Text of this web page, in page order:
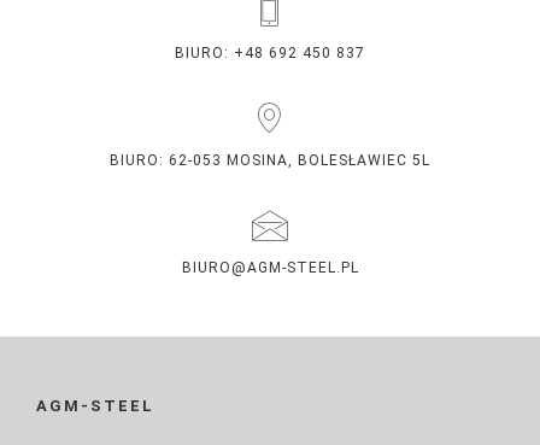
BIURO: +48 692 450 837
BIURO: 62-053 MOSINA, BOLESŁAWIEC 5L
BIURO@AGM-STEEL.PL
AGM-STEEL